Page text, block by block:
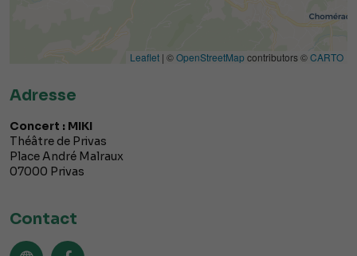
Leaflet | ©OpenStreetMapcontributors ©CARTO
Adresse
Concert : MIKI
Théâtre de Privas
Place André Malraux
07000 Privas
Contact